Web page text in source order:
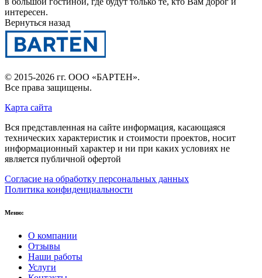
интересен.
Вернуться назад
© 2015-2026 гг. ООО «БАРТЕН».
Все права защищены.
Карта сайта
Вся представленная на сайте информация, касающаяся
технических характеристик и стоимости проектов, носит
информационный характер и ни при каких условиях не
является публичной офертой
Согласие на обработку персональных данных
Политика конфиденциальности
Меню:
О компании
Отзывы
Наши работы
Услуги